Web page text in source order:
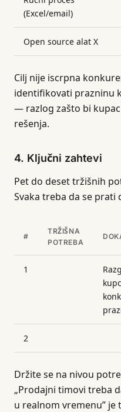
(Excel/email)
Open source alat X
Cilj nije iscrpna
identifikovati prazninu
— razlog zašto bi
rešenja.
4. Ključni zahtevi
Pet do deset tržišnih
Svaka treba da se prati
#
TRŽIŠNA
POTREBA
1
2
Držite se na nivou
„Prodajni timovi treba
u realnom vremenu”